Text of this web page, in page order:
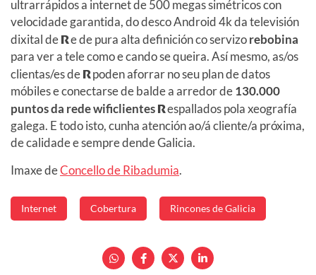
ultrarrápidos a internet de 500 megas simétricos con
velocidade garantida, do desco Android 4k da televisión
dixital deRe de pura alta definición co servizorebobina
para ver a tele como e cando se queira. Así mesmo, as/os
clientas/es deRpoden aforrar no seu plan de datos
móbiles e conectarse de balde a arredor de130.000
puntos da rede wificlientesRespallados pola xeografía
galega. E todo isto, cunha atención ao/á cliente/a próxima,
de calidade e sempre dende Galicia.
Imaxe deConcello de Ribadumia.
Internet Cobertura Rincones de Galicia